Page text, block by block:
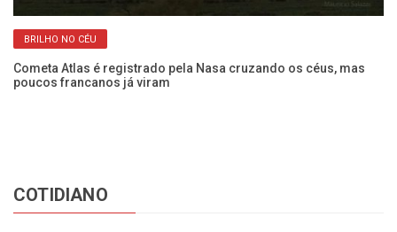
BRILHO NO CÉU
Cometa Atlas é registrado pela Nasa cruzando os céus, mas
poucos francanos já viram
COTIDIANO